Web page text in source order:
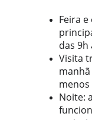
Feira
das 9h
Visita
Noite: